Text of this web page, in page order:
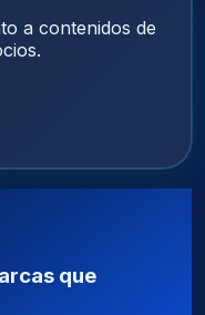
a contenidos de
que